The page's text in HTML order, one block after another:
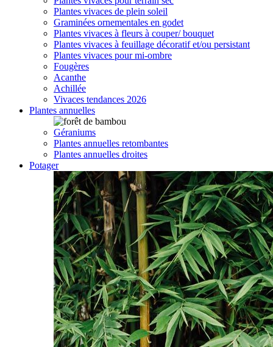
Plantes vivaces de plein soleil
Graminées ornementales en godet
Plantes vivaces à fleurs à couper/ bouquet
Plantes vivaces à feuillage décoratif et/ou persistant
Plantes vivaces pour mi-ombre
Fougères
Acanthe
Achillée
Vivaces tendances 2026
Plantes annuelles
Géraniums
Plantes annuelles retombantes
Plantes annuelles droites
Potager